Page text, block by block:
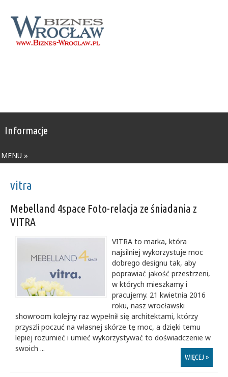
Informacje
MENU »
vitra
Mebelland 4space Foto-relacja ze śniadania z
VITRA
VITRA to marka, która
najsilniej wykorzystuje moc
dobrego designu tak, aby
poprawiać jakość przestrzeni,
w których mieszkamy i
pracujemy. 21 kwietnia 2016
roku, nasz wrocławski
showroom kolejny raz wypełnił się architektami, którzy
przyszli poczuć na własnej skórze tę moc, a dzięki temu
lepiej rozumieć i umieć wykorzystywać to doświadczenie w
swoich ...
WIĘCEJ »